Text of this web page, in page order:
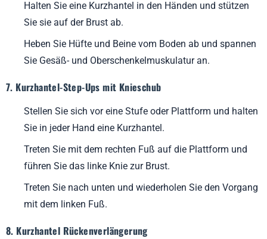
Halten Sie eine Kurzhantel in den Händen und stützen
Sie sie auf der Brust ab.
Heben Sie Hüfte und Beine vom Boden ab und spannen
Sie Gesäß- und Oberschenkelmuskulatur an.
7. Kurzhantel-Step-Ups mit Knieschub
Stellen Sie sich vor eine Stufe oder Plattform und halten
Sie in jeder Hand eine Kurzhantel.
Treten Sie mit dem rechten Fuß auf die Plattform und
führen Sie das linke Knie zur Brust.
Treten Sie nach unten und wiederholen Sie den Vorgang
mit dem linken Fuß.
8. Kurzhantel Rückenverlängerung